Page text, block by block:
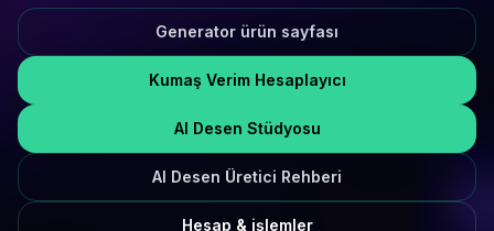
Generator ürün sayfası
Kumaş Verim Hesaplayıcı
AI Desen Stüdyosu
AI Desen Üretici Rehberi
Hesap & işlemler